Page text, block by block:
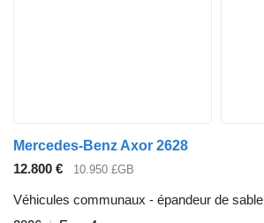
Mercedes-Benz Axor 2628
12.800 €
10.950 £GB
Véhicules communaux - épandeur de sable